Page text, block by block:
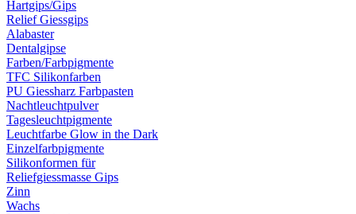
Hartgips/Gips
Relief Giessgips
Alabaster
Dentalgipse
Farben/Farbpigmente
TFC Silikonfarben
PU Giessharz Farbpasten
Nachtleuchtpulver
Tagesleuchtpigmente
Leuchtfarbe Glow in the Dark
Einzelfarbpigmente
Silikonformen für
Reliefgiessmasse Gips
Zinn
Wachs